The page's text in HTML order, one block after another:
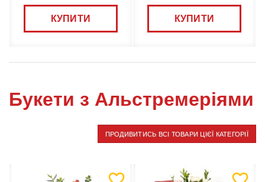
КУПИТИ КУПИТИ
Букети з Альстремеріями
ПРОДИВИТИСЬ ВСІ ТОВАРИ ЦІЄЇ КАТЕГОРІЇ